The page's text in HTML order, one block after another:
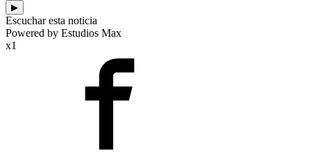
▶
Escuchar esta noticia
Powered by Estudios Max
x1